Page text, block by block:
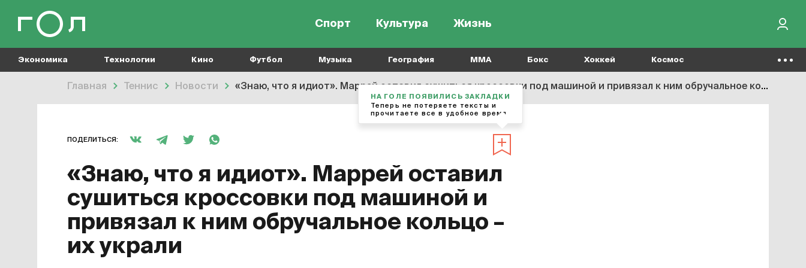
Спорт Культура Жизнь
Экономика Технологии Кино Футбол Музыка География MMA Бокс Хоккей Космос
Главная Теннис Новости «Знаю, что я идиот». Маррей оставил сушиться кроссовки под машиной и привязал к ним обручальное кольцо – их украли
ПОДЕЛИТЬСЯ:
«Знаю, что я идиот». Маррей оставил
сушиться кроссовки под машиной и
привязал к ним обручальное кольцо –
их украли
НА ГОЛЕ ПОЯВИЛИСЬ ЗАКЛАДКИ
Теперь не потеряете тексты и
прочитаете все в удобное время